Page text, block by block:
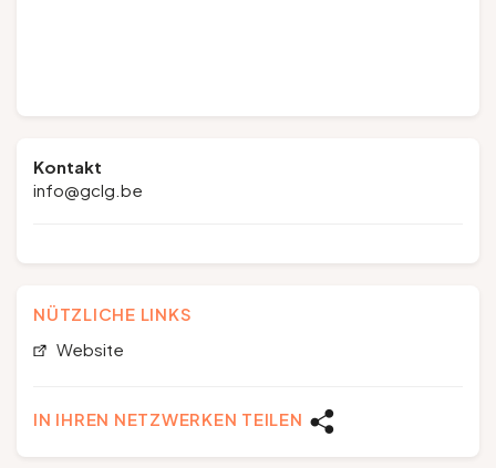
Kontakt
info@gclg.be
NÜTZLICHE LINKS
Website
IN IHREN NETZWERKEN TEILEN